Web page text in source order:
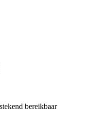
bereikbaar